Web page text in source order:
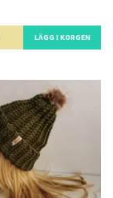
LÄGG I KORGEN